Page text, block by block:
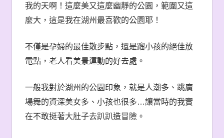
我的天啊！這麼美又這麼幽靜的公園，範圍又這
麼大，這是我在湖州最喜歡的公園耶！
不僅是孕婦的最佳散步點，還是蹓小孩的絕佳放
電點，老人看美景運動的好去處。
一般我對於湖州的公園印象，就是人潮多、跳廣
場舞的資深美女多、小孩也很多…讓當時的我實
在不敢挺著大肚子去趴趴造冒險。